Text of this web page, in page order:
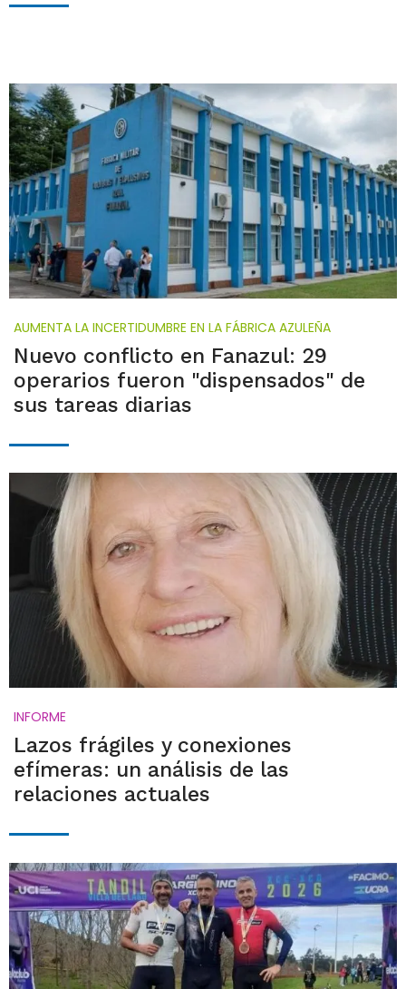
AUMENTA LA INCERTIDUMBRE EN LA FÁBRICA AZULEÑA
Nuevo conflicto en Fanazul: 29
operarios fueron "dispensados" de
sus tareas diarias
INFORME
Lazos frágiles y conexiones
efímeras: un análisis de las
relaciones actuales